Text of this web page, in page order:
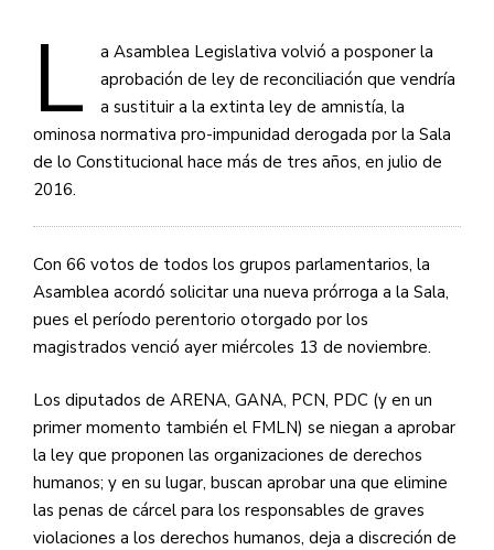
L
a Asamblea Legislativa volvió a posponer la
aprobación de ley de reconciliación que vendría
a sustituir a la extinta ley de amnistía, la
ominosa normativa pro-impunidad derogada por la Sala
de lo Constitucional hace más de tres años, en julio de
2016.
Con 66 votos de todos los grupos parlamentarios, la
Asamblea acordó solicitar una nueva prórroga a la Sala,
pues el período perentorio otorgado por los
magistrados venció ayer miércoles 13 de noviembre.
Los diputados de ARENA, GANA, PCN, PDC (y en un
primer momento también el FMLN) se niegan a aprobar
la ley que proponen las organizaciones de derechos
humanos; y en su lugar, buscan aprobar una que elimine
las penas de cárcel para los responsables de graves
violaciones a los derechos humanos, deja a discreción de